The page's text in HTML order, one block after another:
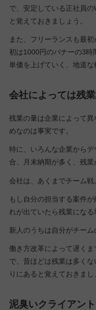
で、安定している正社員
と覚えておきましょう。
また、フリーランスも最
初は1000円のバナーの3時
単価を上げていく、地道な
会社によっては残
残業の量は企業によって
めなのは事実です。
特に、いろんな企業から
合、月末納期が多く、残業
会社は、あくまでチーム戦
もし自分の担当する案件
れが出ていたら残業になる
新人のうちは自分がチーム
働き方改革によって遅く
で、昔ほどは残業は多く
りにあると覚えておきまし
泥臭いクライアン